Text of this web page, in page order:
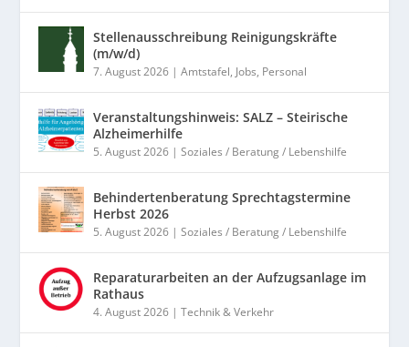
Stellenausschreibung Reinigungskräfte
(m/w/d)
7. August 2026 |Amtstafel, Jobs, Personal
Veranstaltungshinweis: SALZ – Steirische
Alzheimerhilfe
5. August 2026 |Soziales / Beratung / Lebenshilfe
Behindertenberatung Sprechtagstermine
Herbst 2026
5. August 2026 |Soziales / Beratung / Lebenshilfe
Reparaturarbeiten an der Aufzugsanlage im
Rathaus
4. August 2026 |Technik & Verkehr